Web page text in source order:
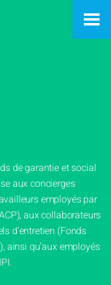
de garantie et social
aux concierges
employés par
aux collaborateurs
d’entretien (Fonds
ainsi qu’aux employés